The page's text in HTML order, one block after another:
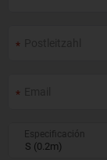
Especificación